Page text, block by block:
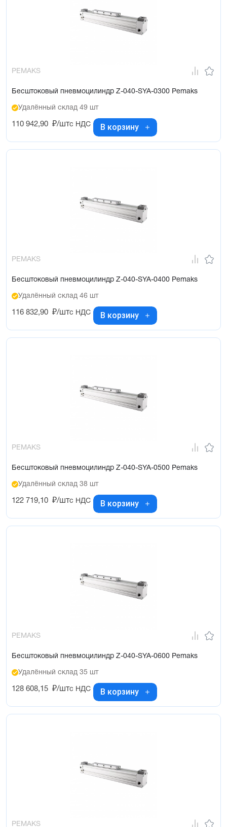
PEMAKS
Бесштоковый пневмоцилиндр Z-040-SYA-0300 Pemaks
Удалённый склад 49 шт
110 942,90 ₽/штс НДС В корзину
PEMAKS
Бесштоковый пневмоцилиндр Z-040-SYA-0400 Pemaks
Удалённый склад 46 шт
116 832,90 ₽/штс НДС В корзину
PEMAKS
Бесштоковый пневмоцилиндр Z-040-SYA-0500 Pemaks
Удалённый склад 38 шт
122 719,10 ₽/штс НДС В корзину
PEMAKS
Бесштоковый пневмоцилиндр Z-040-SYA-0600 Pemaks
Удалённый склад 35 шт
128 608,15 ₽/штс НДС В корзину
PEMAKS